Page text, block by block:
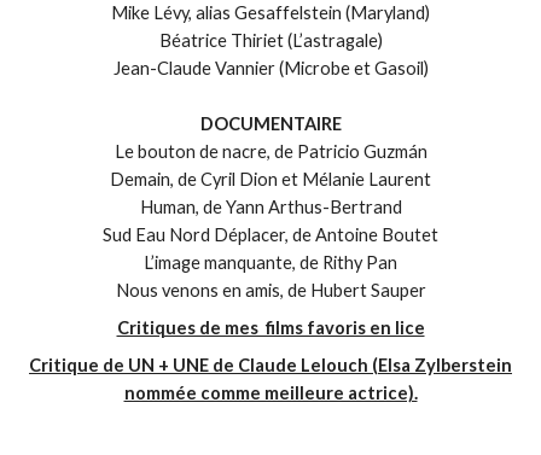
Mike Lévy, alias Gesaffelstein (Maryland)
Béatrice Thiriet (L’astragale)
Jean-Claude Vannier (Microbe et Gasoil)
DOCUMENTAIRE
Le bouton de nacre, de Patricio Guzmán
Demain, de Cyril Dion et Mélanie Laurent
Human, de Yann Arthus-Bertrand
Sud Eau Nord Déplacer, de Antoine Boutet
L’image manquante, de Rithy Pan
Nous venons en amis, de Hubert Sauper
Critiques de mes films favoris en lice
Critique de UN + UNE de Claude Lelouch (Elsa Zylberstein
nommée comme meilleure actrice).